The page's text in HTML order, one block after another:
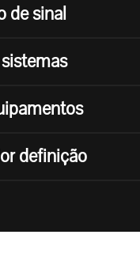
de sinal
definição